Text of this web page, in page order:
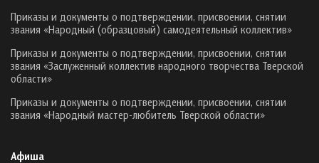
Приказы и документы о подтверждении, присвоении, снятии
звания «Народный (образцовый) самодеятельный коллектив»
Приказы и документы о подтверждении, присвоении, снятии
звания «Заслуженный коллектив народного творчества Тверской
области»
Приказы и документы о подтверждении, присвоении, снятии
звания «Народный мастер-любитель Тверской области»
Афиша